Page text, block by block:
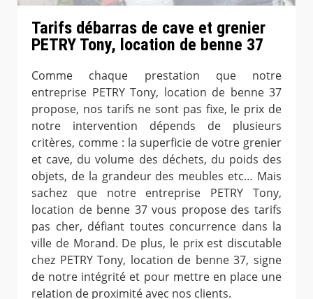
Tarifs débarras de cave et grenier
PETRY Tony, location de benne 37
Comme chaque prestation que notre
entreprise PETRY Tony, location de benne 37
propose, nos tarifs ne sont pas fixe, le prix de
notre intervention dépends de plusieurs
critères, comme : la superficie de votre grenier
et cave, du volume des déchets, du poids des
objets, de la grandeur des meubles etc… Mais
sachez que notre entreprise PETRY Tony,
location de benne 37 vous propose des tarifs
pas cher, défiant toutes concurrence dans la
ville de Morand. De plus, le prix est discutable
chez PETRY Tony, location de benne 37, signe
de notre intégrité et pour mettre en place une
relation de proximité avec nos clients.